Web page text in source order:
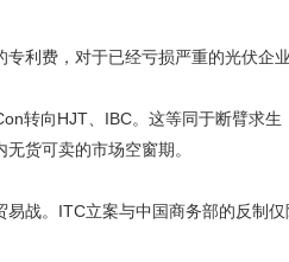
利费，对于已经亏损严重的光伏企
转向HJT、IBC。这等同于断臂求生
货可卖的市场空窗期。
战。ITC立案与中国商务部的反制仅